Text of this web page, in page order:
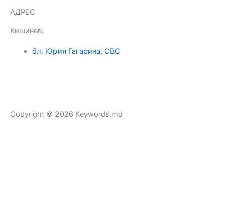
АДРЕС
Кишинев:
бл. Юрия Гагарина, CBC
Copyright © 2026 Keywords.md